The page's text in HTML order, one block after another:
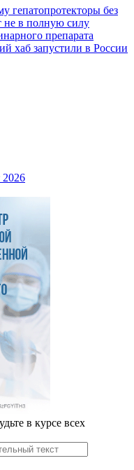
гепатопротекторы без
не в полную силу
препарата
хаб запустили в России
2026
в курсе всех